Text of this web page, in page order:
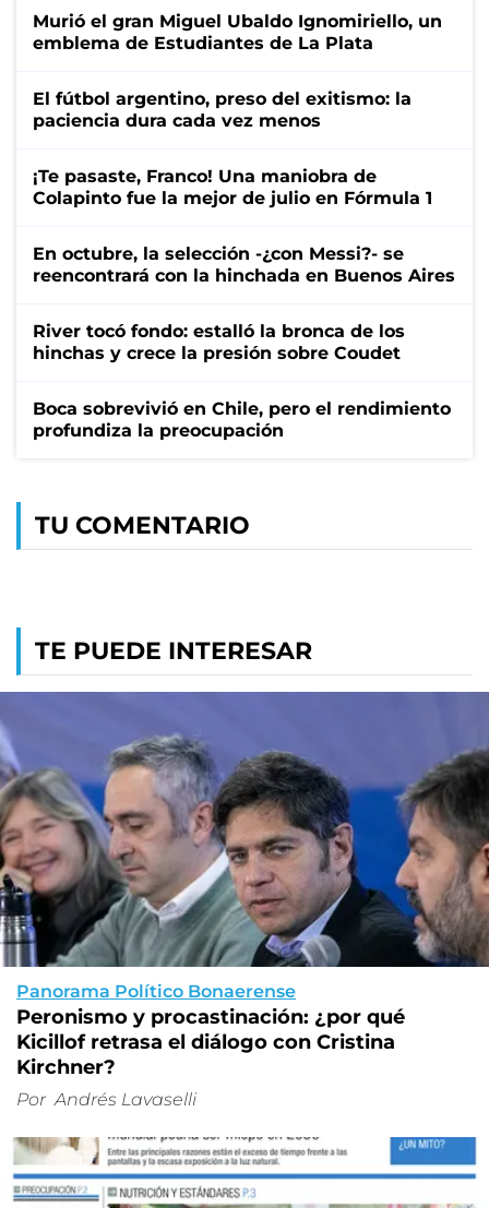
Murió el gran Miguel Ubaldo Ignomiriello, un
emblema de Estudiantes de La Plata
El fútbol argentino, preso del exitismo: la
paciencia dura cada vez menos
¡Te pasaste, Franco! Una maniobra de
Colapinto fue la mejor de julio en Fórmula 1
En octubre, la selección -¿con Messi?- se
reencontrará con la hinchada en Buenos Aires
River tocó fondo: estalló la bronca de los
hinchas y crece la presión sobre Coudet
Boca sobrevivió en Chile, pero el rendimiento
profundiza la preocupación
TU COMENTARIO
TE PUEDE INTERESAR
Panorama Político Bonaerense
Peronismo y procastinación: ¿por qué
Kicillof retrasa el diálogo con Cristina
Kirchner?
Por Andrés Lavaselli